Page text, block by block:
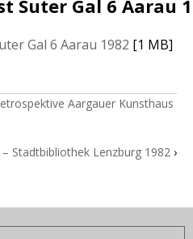
Suter Gal 6 Aarau
Gal 6 Aarau 1982 [1 MB]
Aargauer Kunsthaus
Stadtbibliothek Lenzburg 1982 ›